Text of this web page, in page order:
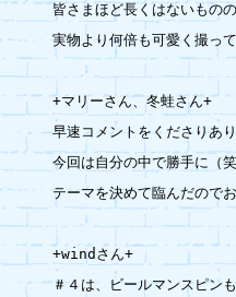
皆さまほど長くはないもの
実物より何倍も可愛く撮っ
+マリーさん、冬蛙さん+
早速コメントをくださりあ
今回は自分の中で勝手に（
テーマを決めて臨んだので
+windさん+
＃４は、ビールマンスピン